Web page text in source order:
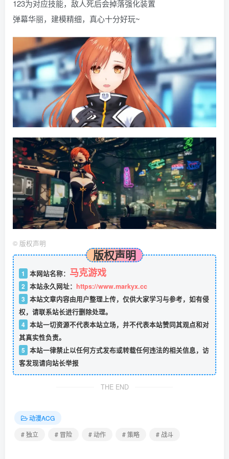
123为对应技能，敌人死后会掉落强化装置
弹幕华丽，建模精细，真心十分好玩~
© 版权声明
版权声明
1 本网站名称： 马克游戏
2 本站永久网址： https://www.markyx.cc
3 本站文章内容由用户整理上传，仅供大家学习与参考，如有侵
权，请联系站长进行删除处理。
4 本站一切资源不代表本站立场，并不代表本站赞同其观点和对
其真实性负责。
5 本站一律禁止以任何方式发布或转载任何违法的相关信息，访
客发现请向站长举报
THE END
动漫ACG
# 独立
# 冒险 # 动作 # 策略 # 战斗